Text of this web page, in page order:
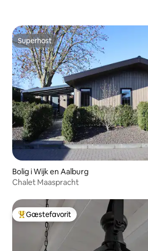
Superhost
Superhost
Bolig i Wijk en Aalburg
Chalet Maaspracht
Bedste gæstefavorit
Gæstefavorit